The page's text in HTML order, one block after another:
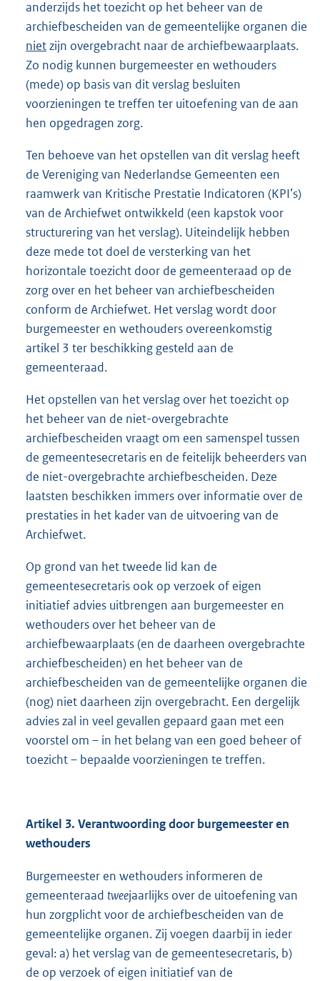
anderzijds het toezicht op het beheer van de
archiefbescheiden van de gemeentelijke organen die
nietzijn overgebracht naar de archiefbewaarplaats.
Zo nodig kunnen burgemeester en wethouders
(mede) op basis van dit verslag besluiten
voorzieningen te treffen ter uitoefening van de aan
hen opgedragen zorg.
Ten behoeve van het opstellen van dit verslag heeft
de Vereniging van Nederlandse Gemeenten een
raamwerk van Kritische Prestatie Indicatoren (KPI’s)
van de Archiefwet ontwikkeld (een kapstok voor
structurering van het verslag). Uiteindelijk hebben
deze mede tot doel de versterking van het
horizontale toezicht door de gemeenteraad op de
zorg over en het beheer van archiefbescheiden
conform de Archiefwet. Het verslag wordt door
burgemeester en wethouders overeenkomstig
artikel 3 ter beschikking gesteld aan de
gemeenteraad.
Het opstellen van het verslag over het toezicht op
het beheer van de niet-overgebrachte
archiefbescheiden vraagt om een samenspel tussen
de gemeentesecretaris en de feitelijk beheerders van
de niet-overgebrachte archiefbescheiden. Deze
laatsten beschikken immers over informatie over de
prestaties in het kader van de uitvoering van de
Archiefwet.
Op grond van het tweede lid kan de
gemeentesecretaris ook op verzoek of eigen
initiatief advies uitbrengen aan burgemeester en
wethouders over het beheer van de
archiefbewaarplaats (en de daarheen overgebrachte
archiefbescheiden) en het beheer van de
archiefbescheiden van de gemeentelijke organen die
(nog) niet daarheen zijn overgebracht. Een dergelijk
advies zal in veel gevallen gepaard gaan met een
voorstel om – in het belang van een goed beheer of
toezicht – bepaalde voorzieningen te treffen.
Artikel 3. Verantwoording door burgemeester en
wethouders
Burgemeester en wethouders informeren de
gemeenteraad tweejaarlijks over de uitoefening van
hun zorgplicht voor de archiefbescheiden van de
gemeentelijke organen. Zij voegen daarbij in ieder
geval: a) het verslag van de gemeentesecretaris, b)
de op verzoek of eigen initiatief van de